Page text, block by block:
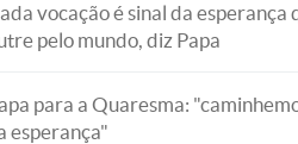
vocação é sinal da esperança
pelo mundo, diz Papa
para a Quaresma:
esperança"